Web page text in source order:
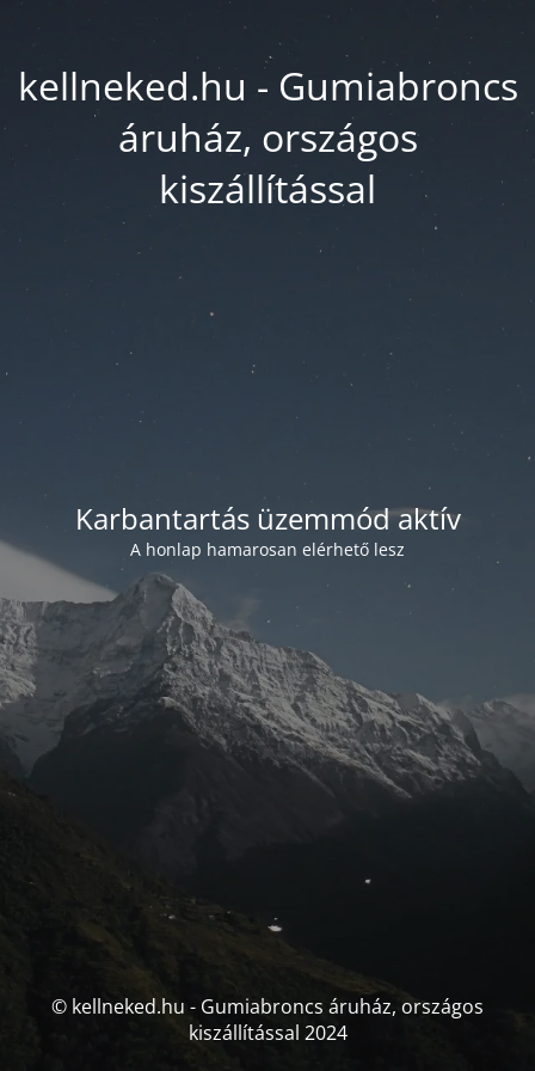
kellneked.hu - Gumiabroncs
áruház, országos
kiszállítással
Karbantartás üzemmód aktív
A honlap hamarosan elérhető lesz
© kellneked.hu - Gumiabroncs áruház, országos
kiszállítással 2024